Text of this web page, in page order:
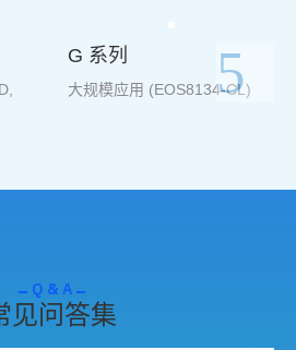
G 系列
大规模应用 (EOS8134-CL)
Q & A
见问答集